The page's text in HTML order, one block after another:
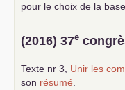
pour le choix de la
(2016) 37e
Texte nr 3, Unir les
son résumé